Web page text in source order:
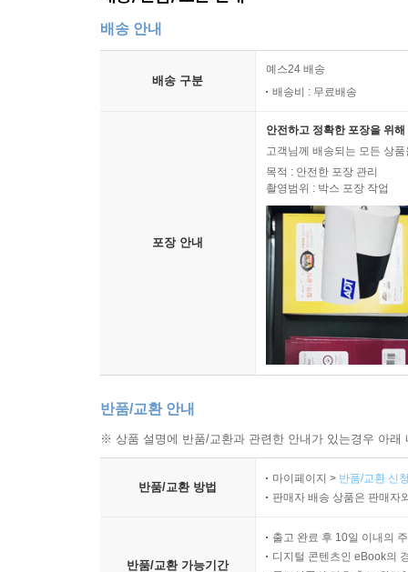
배송 안내
배송 구분
예스24 배송
배송비 : 무료배송
포장 안내
안전하고 정확한 포장을 위
고객님께 배송되는 모든 상
목적 : 안전한 포장 관리
촬영범위 : 박스 포장 작업
반품/교환 안내
※ 상품 설명에 반품/교환과 관련한 안내가 있는경우 아
반품/교환 방법
마이페이지 > 반품/교환 신
판매자 배송 상품은 판매자
반품/교환 가능기간
출고 완료 후 10일 이내의
디지털 콘텐츠인 eBook의